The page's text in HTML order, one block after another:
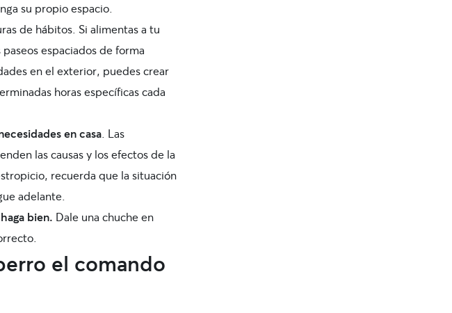
su propio espacio.
de hábitos. Si alimentas a tu
espaciados de forma
en el exterior, puedes crear
horas específicas cada
en casa . Las
las causas y los efectos de la
recuerda que la situación
adelante.
bien. Dale una chuche en
el comando